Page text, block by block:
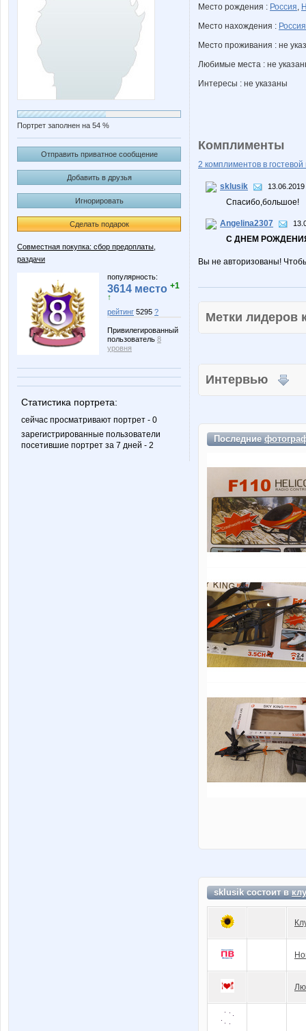
Портрет заполнен на 54 %
Отправить приватное сообщение
Добавить в друзья
Игнорировать
Сделать подарок
Совместная покупка: сбор предоплаты,
раздачи
популярность:
3614 место +1
↑
рейтинг 5295 ?
Привилегированный
пользователь 8
уровня
Статистика портрета:
сейчас просматривают портрет - 0
зарегистрированные пользователи
посетившие портрет за 7 дней - 2
Место рождения : Россия,
Место нахождения : Россия
Место проживания : не
Любимые места : не
Интересы : не указаны
Комплименты
2 комплиментов в гостевой
sklusik
Спасибо,большое!
Angelina2307
С ДНЕМ
Вы не авторизованы!
Метки
Интервью
Последние
sklusik состоит в